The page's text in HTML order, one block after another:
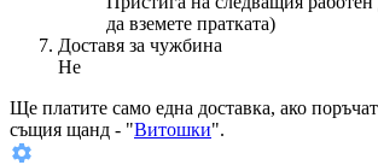
да вземете пратката)
Доставя за чужбина
Не
Ще платите само една доставка, ако
същия щанд - "Витошки".